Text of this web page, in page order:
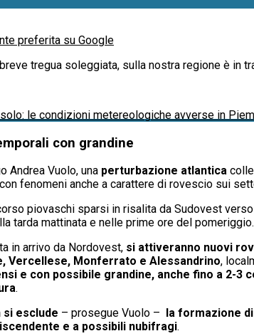
preferita su Google
tregua soleggiata, sulla nostra regione è in
le condizioni metereologiche avverse in
con grandine
Andrea Vuolo, una perturbazione atlantica
fenomeni anche a carattere di rovescio sui
piovaschi sparsi in risalita da Sudovest
tarda mattinata e nelle prime ore del pomeriggio.
in arrivo da Nordovest, si attiveranno nuovi
Vercellese, Monferrato e Alessandrino,
e con possibile grandine, anche fino a 2-3
.
esclude – prosegue Vuolo – la formazione
e a possibili nubifragi.